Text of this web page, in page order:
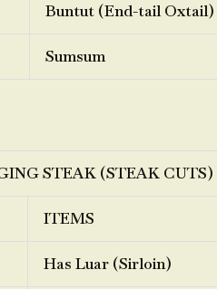
Buntut (End-tail Oxtail)
Sumsum
STEAK (STEAK CUTS)
ITEMS
Has Luar (Sirloin)